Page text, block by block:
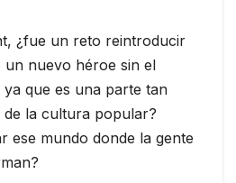
¿fue un reto reintroducir
nuevo héroe sin el
que es una parte tan
de la cultura popular?
ese mundo donde la gente